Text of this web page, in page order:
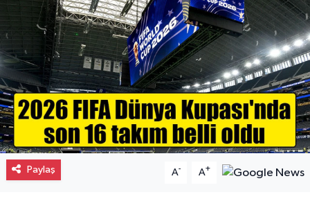
Paylaş A- A+
Gayrimenkul
Spor
Eğitim